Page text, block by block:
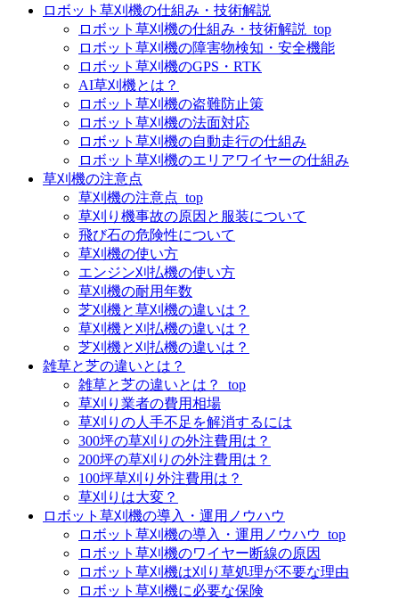
ロボット草刈機の仕組み・技術解説
ロボット草刈機の仕組み・技術解説_top
ロボット草刈機の障害物検知・安全機能
ロボット草刈機のGPS・RTK
AI草刈機とは？
ロボット草刈機の盗難防止策
ロボット草刈機の法面対応
ロボット草刈機の自動走行の仕組み
ロボット草刈機のエリアワイヤーの仕組み
草刈機の注意点
草刈機の注意点_top
草刈り機事故の原因と服装について
飛び石の危険性について
草刈機の使い方
エンジン刈払機の使い方
草刈機の耐用年数
芝刈機と草刈機の違いは？
草刈機と刈払機の違いは？
芝刈機と刈払機の違いは？
雑草と芝の違いとは？
雑草と芝の違いとは？_top
草刈り業者の費用相場
草刈りの人手不足を解消するには
300坪の草刈りの外注費用は？
200坪の草刈りの外注費用は？
100坪草刈り外注費用は？
草刈りは大変？
ロボット草刈機の導入・運用ノウハウ
ロボット草刈機の導入・運用ノウハウ_top
ロボット草刈機のワイヤー断線の原因
ロボット草刈機は刈り草処理が不要な理由
ロボット草刈機に必要な保険